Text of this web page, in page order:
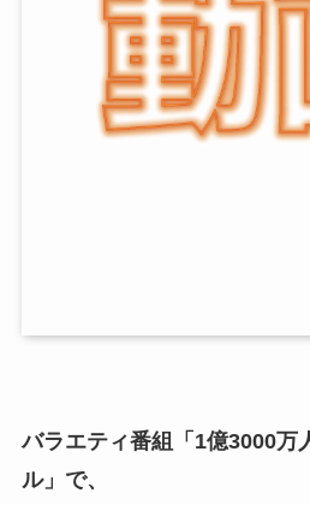
バラエティ番組「1億3000万
ル」で、